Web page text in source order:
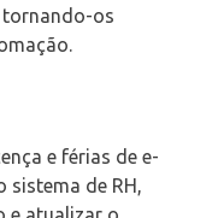
tornando-os
e férias de e-
sistema de RH,